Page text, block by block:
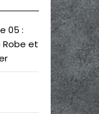
05 :
Robe et